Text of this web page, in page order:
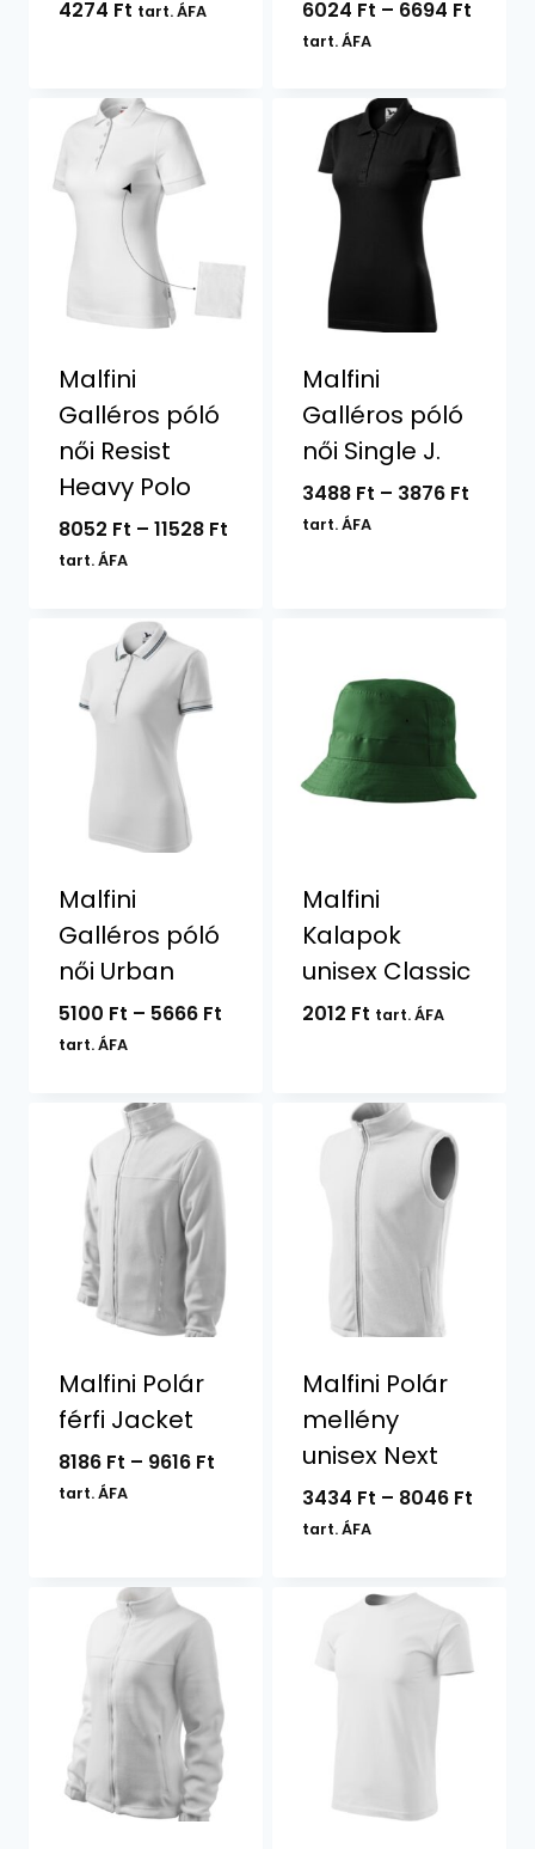
4274 Ft tart. ÁFA 6024 Ft – 6694 Ft
tart. ÁFA
Malfini
Galléros póló
női Resist
Heavy Polo
8052 Ft – 11528 FtÁrtartomány:
tart. ÁFA
Malfini
Galléros póló
női Single J.
3488 Ft – 3876 Ft
tart. ÁFA
Malfini
Galléros póló
női Urban
5100 Ft – 5666 FtÁrtartomány:
tart. ÁFA
Malfini
Kalapok
unisex Classic
2012 Ft tart. ÁFA
Malfini Polár
férfi Jacket
8186 Ft – 9616 FtÁrtartomány:
tart. ÁFA
Malfini Polár
mellény
unisex Next
3434 Ft – 8046 Ft
tart. ÁFA